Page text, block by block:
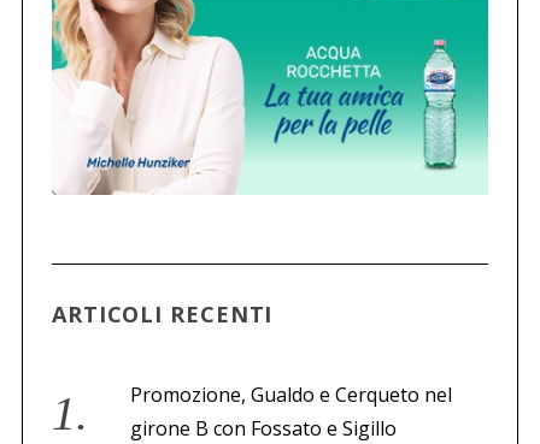
ARTICOLI RECENTI
Promozione, Gualdo e Cerqueto nel
girone B con Fossato e Sigillo